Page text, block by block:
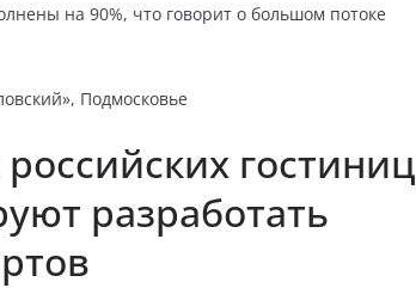
на 90%, что говорит о большом потоке
Подмосковье
гостиниц
разработать